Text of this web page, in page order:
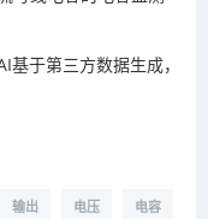
于第三方数据生成，
输出 电压 电容